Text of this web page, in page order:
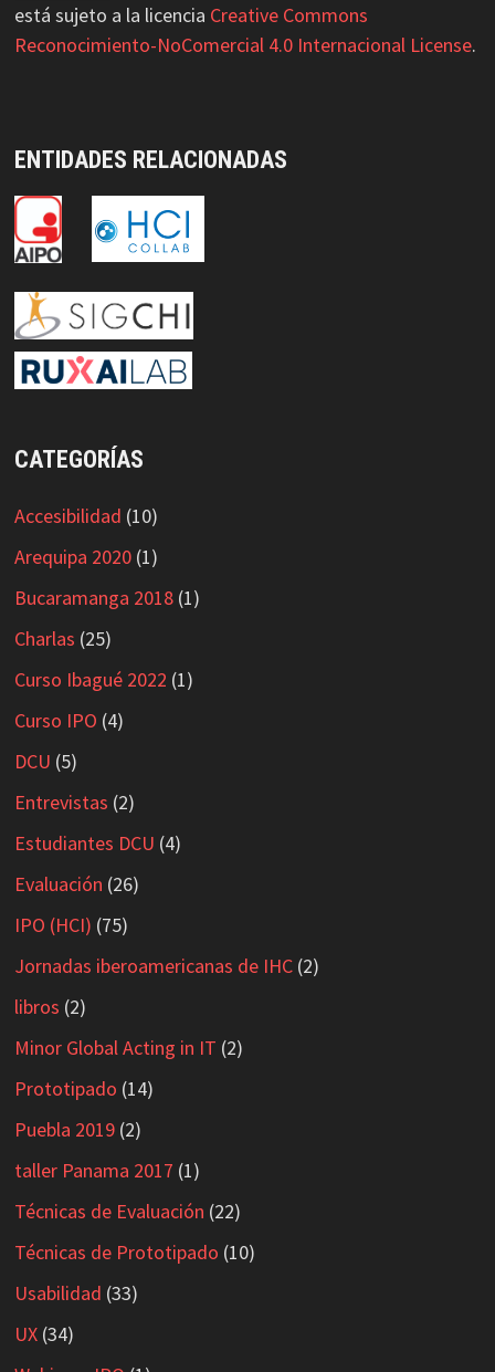
está sujeto a la licencia Creative Commons
Reconocimiento-NoComercial 4.0 Internacional License.
ENTIDADES RELACIONADAS
CATEGORÍAS
Accesibilidad (10)
Arequipa 2020(1)
Bucaramanga 2018(1)
Charlas (25)
Curso Ibagué 2022 (1)
Curso IPO (4)
DCU (5)
Entrevistas (2)
Estudiantes DCU (4)
Evaluación (26)
IPO (HCI) (75)
Jornadas iberoamericanas de IHC(2)
libros (2)
Minor Global Acting in IT (2)
Prototipado (14)
Puebla 2019(2)
taller Panama 2017 (1)
Técnicas de Evaluación (22)
Técnicas de Prototipado (10)
Usabilidad (33)
UX(34)